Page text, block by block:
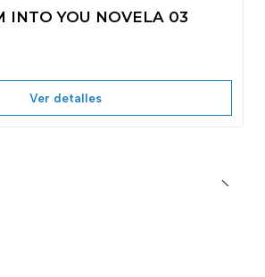
INTO YOU NOVELA 03
Ver detalles